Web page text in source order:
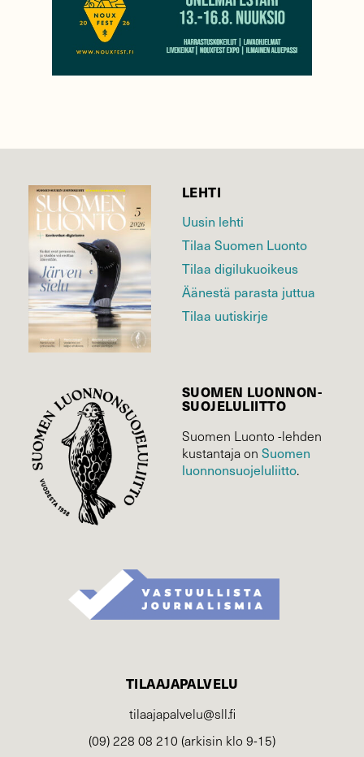
LEHTI
Uusin lehti
Tilaa Suomen Luonto
Tilaa digilukuoikeus
Äänestä parasta juttua
Tilaa uutiskirje
SUOMEN LUONNON­
SUOJELU­LIITTO
Suomen Luonto -lehden
kustantaja on Suomen
luonnonsuojelu­liitto.
TILAAJAPALVELU
tilaajapalvelu@sll.fi
(09) 228 08 210 (arkisin klo 9-15)